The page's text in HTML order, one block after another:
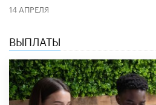
14 АПРЕЛЯ
ВЫПЛАТЫ